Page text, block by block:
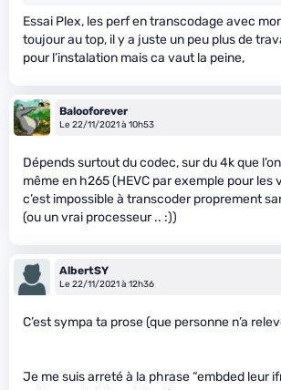
Essai Plex, les perf en transcodage avec
toujour au top, il y a juste un peu plus de
pour l’instalation mais ca vaut la peine,
Balooforever
Le 22/11/2021 à 10h53
Dépends surtout du codec, sur du 4k que
même en h265 (HEVC par exemple pour les
c’est impossible à transcoder proprement
(ou un vrai processeur .. :))
AlbertSY
Le 22/11/2021 à 12h36
C’est sympa ta prose (que personne n’a
Je me suis arreté à la phrase “embded leur